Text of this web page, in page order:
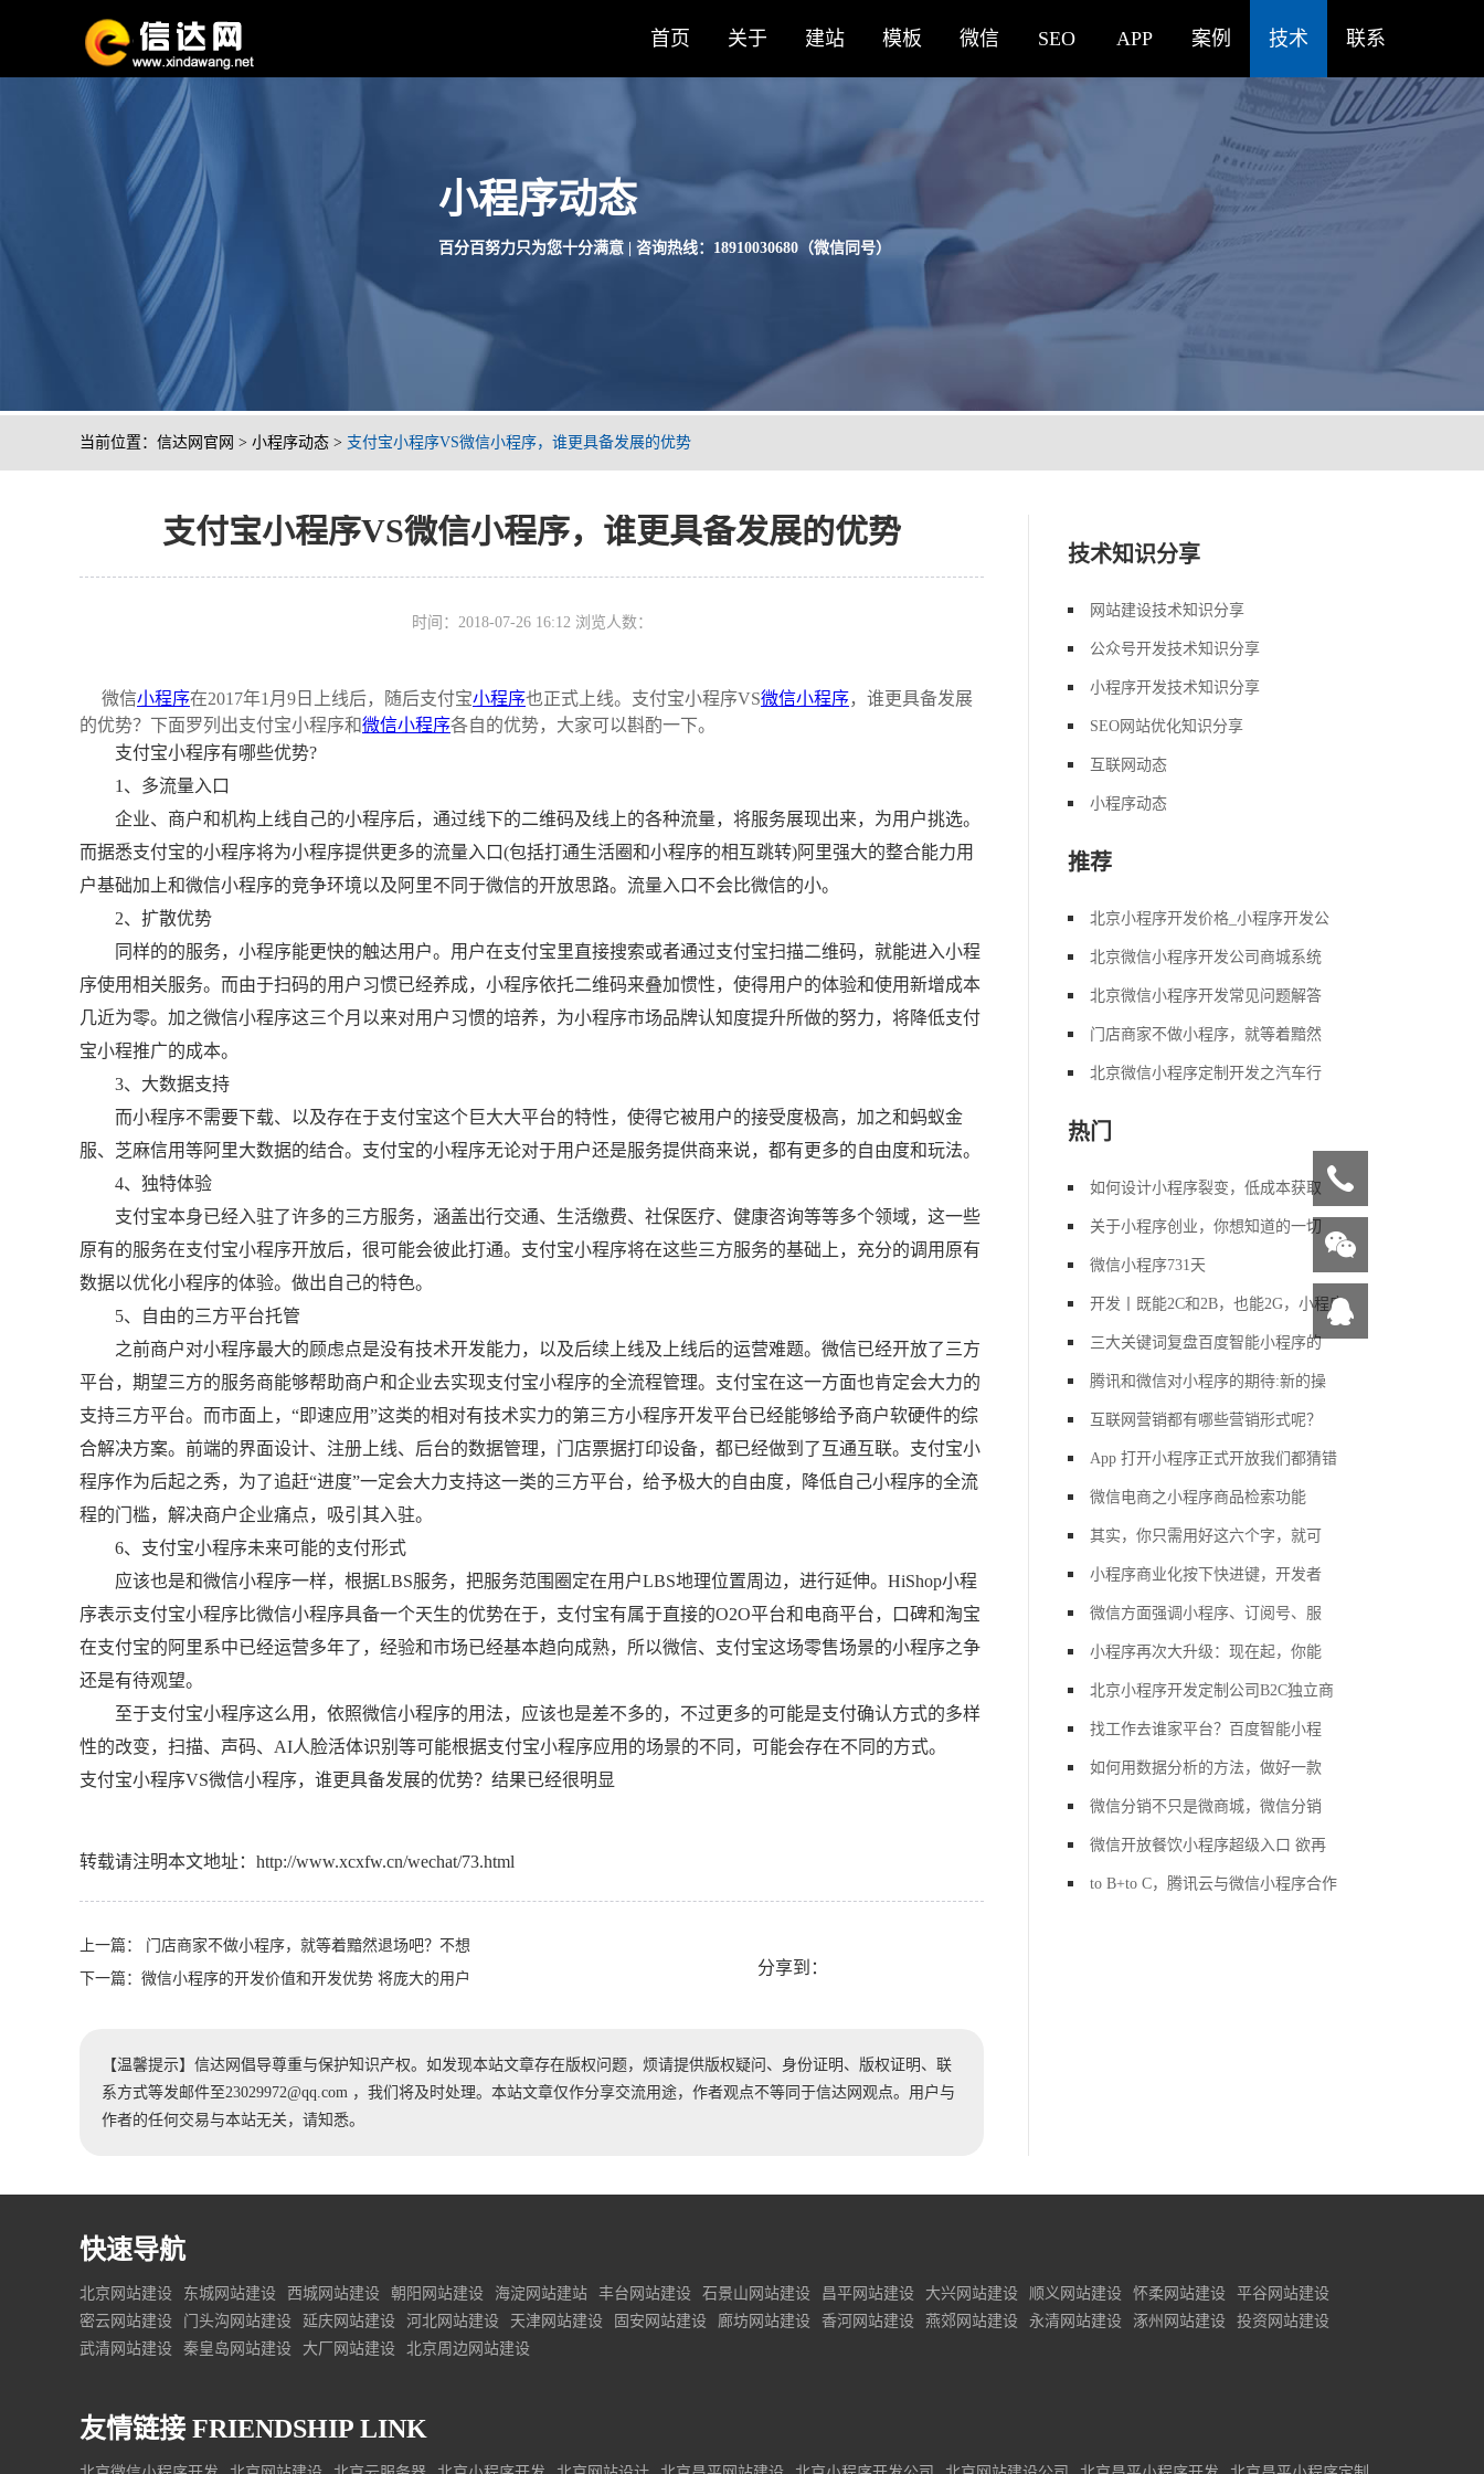
首页 关于 建站 模板 微信 SEO APP 案例 技术 联系
小程序动态
百分百努力只为您十分满意 | 咨询热线：18910030680（微信同号）
当前位置： 信达网官网 > 小程序动态 > 支付宝小程序VS微信小程序，谁更具备发展的优势
支付宝小程序VS微信小程序，谁更具备发展的优势
时间：2018-07-26 16:12 浏览人数：
微信小程序在2017年1月9日上线后，随后支付宝小程序也正式上线。支付宝小程序VS微信小程序，谁更具备发展
的优势？下面罗列出支付宝小程序和微信小程序各自的优势，大家可以斟酌一下。
支付宝小程序有哪些优势?
1、多流量入口
企业、商户和机构上线自己的小程序后，通过线下的二维码及线上的各种流量，将服务展现出来，为用户挑选。
而据悉支付宝的小程序将为小程序提供更多的流量入口(包括打通生活圈和小程序的相互跳转)阿里强大的整合能力用
户基础加上和微信小程序的竞争环境以及阿里不同于微信的开放思路。流量入口不会比微信的小。
2、扩散优势
同样的的服务，小程序能更快的触达用户。用户在支付宝里直接搜索或者通过支付宝扫描二维码，就能进入小程
序使用相关服务。而由于扫码的用户习惯已经养成，小程序依托二维码来叠加惯性，使得用户的体验和使用新增成本
几近为零。加之微信小程序这三个月以来对用户习惯的培养，为小程序市场品牌认知度提升所做的努力，将降低支付
宝小程推广的成本。
3、大数据支持
而小程序不需要下载、以及存在于支付宝这个巨大大平台的特性，使得它被用户的接受度极高，加之和蚂蚁金
服、芝麻信用等阿里大数据的结合。支付宝的小程序无论对于用户还是服务提供商来说，都有更多的自由度和玩法。
4、独特体验
支付宝本身已经入驻了许多的三方服务，涵盖出行交通、生活缴费、社保医疗、健康咨询等等多个领域，这一些
原有的服务在支付宝小程序开放后，很可能会彼此打通。支付宝小程序将在这些三方服务的基础上，充分的调用原有
数据以优化小程序的体验。做出自己的特色。
5、自由的三方平台托管
之前商户对小程序最大的顾虑点是没有技术开发能力，以及后续上线及上线后的运营难题。微信已经开放了三方
平台，期望三方的服务商能够帮助商户和企业去实现支付宝小程序的全流程管理。支付宝在这一方面也肯定会大力的
支持三方平台。而市面上，“即速应用”这类的相对有技术实力的第三方小程序开发平台已经能够给予商户软硬件的综
合解决方案。前端的界面设计、注册上线、后台的数据管理，门店票据打印设备，都已经做到了互通互联。支付宝小
程序作为后起之秀，为了追赶“进度”一定会大力支持这一类的三方平台，给予极大的自由度，降低自己小程序的全流
程的门槛，解决商户企业痛点，吸引其入驻。
6、支付宝小程序未来可能的支付形式
应该也是和微信小程序一样，根据LBS服务，把服务范围圈定在用户LBS地理位置周边，进行延伸。HiShop小程
序表示支付宝小程序比微信小程序具备一个天生的优势在于，支付宝有属于直接的O2O平台和电商平台，口碑和淘宝
在支付宝的阿里系中已经运营多年了，经验和市场已经基本趋向成熟，所以微信、支付宝这场零售场景的小程序之争
还是有待观望。
至于支付宝小程序这么用，依照微信小程序的用法，应该也是差不多的，不过更多的可能是支付确认方式的多样
性的改变，扫描、声码、AI人脸活体识别等可能根据支付宝小程序应用的场景的不同，可能会存在不同的方式。
支付宝小程序VS微信小程序，谁更具备发展的优势？结果已经很明显
转载请注明本文地址： http://www.xcxfw.cn/wechat/73.html
上一篇：
门店商家不做小程序，就等着黯然退场吧？不想
下一篇： 微信小程序的开发价值和开发优势 将庞大的用户
分享到：
【温馨提示】信达网倡导尊重与保护知识产权。如发现本站文章存在版权问题，烦请提供版权疑问、身份证明、版权证明、联
系方式等发邮件至23029972@qq.com ，我们将及时处理。本站文章仅作分享交流用途，作者观点不等同于信达网观点。用户与
作者的任何交易与本站无关，请知悉。
技术知识分享
网站建设技术知识分享
公众号开发技术知识分享
小程序开发技术知识分享
SEO网站优化知识分享
互联网动态
小程序动态
推荐
北京小程序开发价格_小程序开发公
北京微信小程序开发公司商城系统
北京微信小程序开发常见问题解答
门店商家不做小程序，就等着黯然
北京微信小程序定制开发之汽车行
热门
如何设计小程序裂变，低成本获取
关于小程序创业，你想知道的一切
微信小程序731天
开发丨既能2C和2B，也能2G，小程序
三大关键词复盘百度智能小程序的
腾讯和微信对小程序的期待:新的操
互联网营销都有哪些营销形式呢？
App 打开小程序正式开放我们都猜错
微信电商之小程序商品检索功能
其实，你只需用好这六个字，就可
小程序商业化按下快进键，开发者
微信方面强调小程序、订阅号、服
小程序再次大升级：现在起，你能
北京小程序开发定制公司B2C独立商
找工作去谁家平台？百度智能小程
如何用数据分析的方法，做好一款
微信分销不只是微商城，微信分销
微信开放餐饮小程序超级入口 欲再
to B+to C，腾讯云与微信小程序合作
快速导航
北京网站建设 东城网站建设 西城网站建设 朝阳网站建设 海淀网站建站 丰台网站建设 石景山网站建设 昌平网站建设 大兴网站建设 顺义网站建设 怀柔网站建设
平谷网站建设
密云网站建设
门头沟网站建设 延庆网站建设 河北网站建设 天津网站建设 固安网站建设 廊坊网站建设 香河网站建设 燕郊网站建设 永清网站建设 涿州网站建设
投资网站建设
武清网站建设
秦皇岛网站建设 大厂网站建设 北京周边网站建设
友情链接 FRIENDSHIP LINK